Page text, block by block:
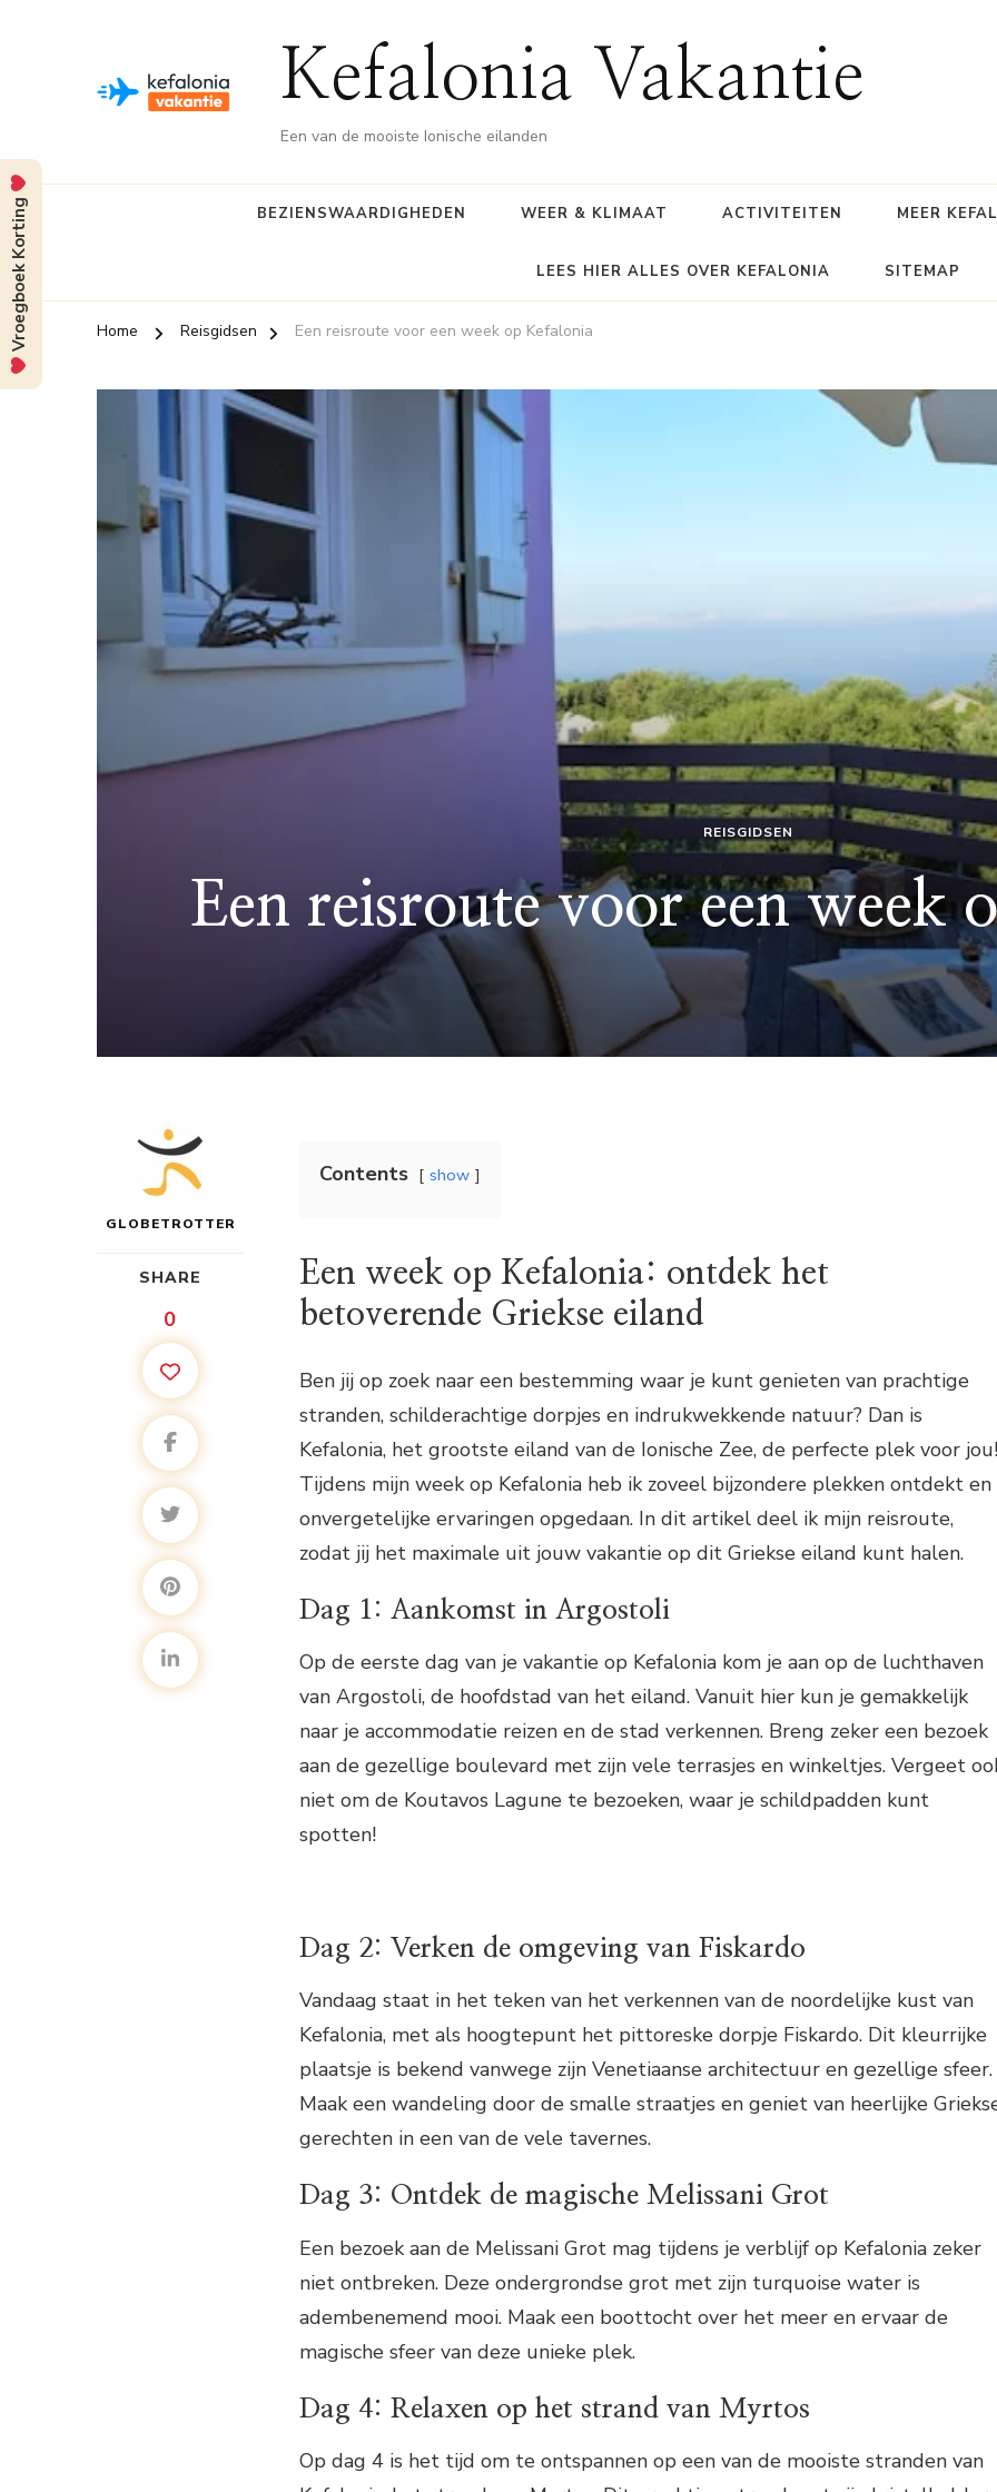
Kefalonia Vakantie
Een van de mooiste Ionische eilanden
BEZIENSWAARDIGHEDEN WEER & KLIMAAT ACTIVITEITEN MEER
LEES HIER ALLES OVER KEFALONIA SITEMAP
Home Reisgidsen Een reisroute voor een week op Kefalonia
REISGIDSEN
Een reisroute voor een week
GLOBETROTTER
SHARE
0
Contents show
Een week op Kefalonia: ontdek het
betoverende Griekse eiland
Ben jij op zoek naar een bestemming waar je kunt genieten van prachtige
stranden, schilderachtige dorpjes en indrukwekkende natuur? Dan is
Kefalonia, het grootste eiland van de Ionische Zee, de perfecte plek voor jou!
Tijdens mijn week op Kefalonia heb ik zoveel bijzondere plekken ontdekt en
onvergetelijke ervaringen opgedaan. In dit artikel deel ik mijn reisroute,
zodat jij het maximale uit jouw vakantie op dit Griekse eiland kunt halen.
Dag 1: Aankomst in Argostoli
Op de eerste dag van je vakantie op Kefalonia kom je aan op de luchthaven
van Argostoli, de hoofdstad van het eiland. Vanuit hier kun je gemakkelijk
naar je accommodatie reizen en de stad verkennen. Breng zeker een bezoek
aan de gezellige boulevard met zijn vele terrasjes en winkeltjes. Vergeet
niet om de Koutavos Lagune te bezoeken, waar je schildpadden kunt
spotten!
Dag 2: Verken de omgeving van Fiskardo
Vandaag staat in het teken van het verkennen van de noordelijke kust van
Kefalonia, met als hoogtepunt het pittoreske dorpje Fiskardo. Dit kleurrijke
plaatsje is bekend vanwege zijn Venetiaanse architectuur en gezellige sfeer.
Maak een wandeling door de smalle straatjes en geniet van heerlijke
gerechten in een van de vele tavernes.
Dag 3: Ontdek de magische Melissani Grot
Een bezoek aan de Melissani Grot mag tijdens je verblijf op Kefalonia zeker
niet ontbreken. Deze ondergrondse grot met zijn turquoise water is
adembenemend mooi. Maak een boottocht over het meer en ervaar de
magische sfeer van deze unieke plek.
Dag 4: Relaxen op het strand van Myrtos
Op dag 4 is het tijd om te ontspannen op een van de mooiste stranden van
Vroegboek Korting